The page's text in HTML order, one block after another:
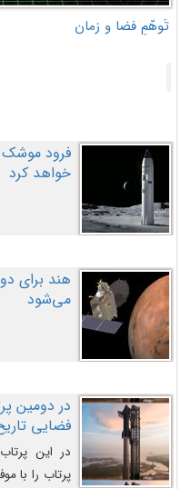
تَوهّمِ فضا و زمان
فرود موشک
خواهد کرد
هند برای
می‌شود
در دومین
فضایی تاریخ (27 مهر‌) چه
در این
پرتاب را